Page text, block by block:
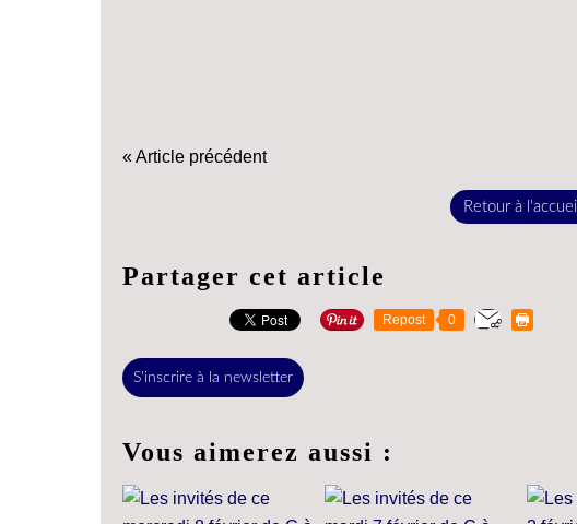
« Article précédent
Retour à l'accueil
Partager cet article
Repost 0
S'inscrire à la newsletter
Vous aimerez aussi :